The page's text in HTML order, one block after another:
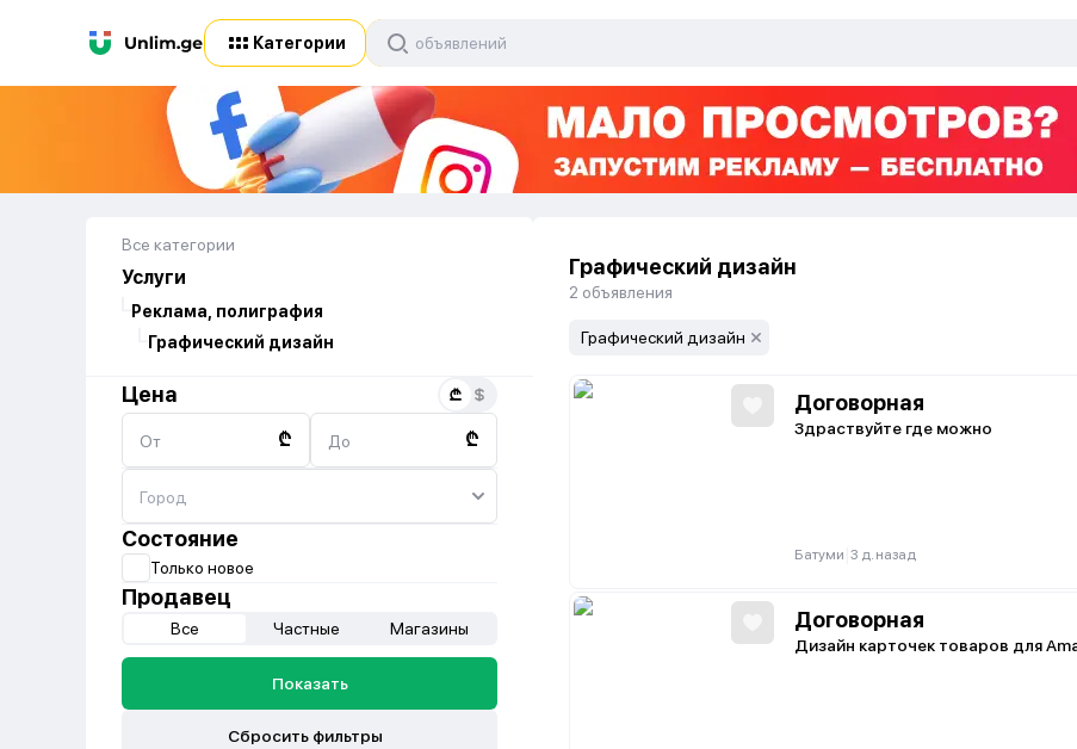
Категории
Все категории
Услуги
Реклама, полиграфия
Графический дизайн
Цена
От ₾ До ₾
Состояние
Только новое
Продавец
Все Частные Магазины
Показать
Сбросить фильтры
Графический дизайн
2 объявления
Графический дизайн
Договорная
Здраствуйте где можно
Батуми 3 д. назад
Договорная
Дизайн карточек товаров для